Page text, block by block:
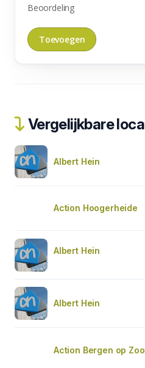
Beoordeling
Vergelijkbare
Albert Hein
Action Hoogerheide
Albert Hein
Albert Hein
Action Bergen op